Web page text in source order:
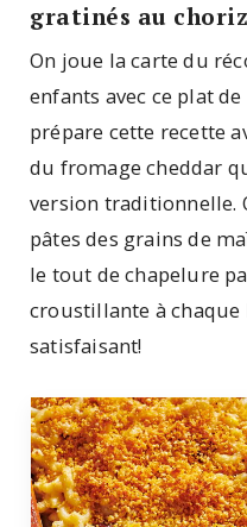
gratinés au
On joue la carte du
enfants avec ce plat
prépare cette recette
du fromage cheddar
version traditionnelle.
pâtes des grains de
le tout de chapelure
croustillante à chaque
satisfaisant!